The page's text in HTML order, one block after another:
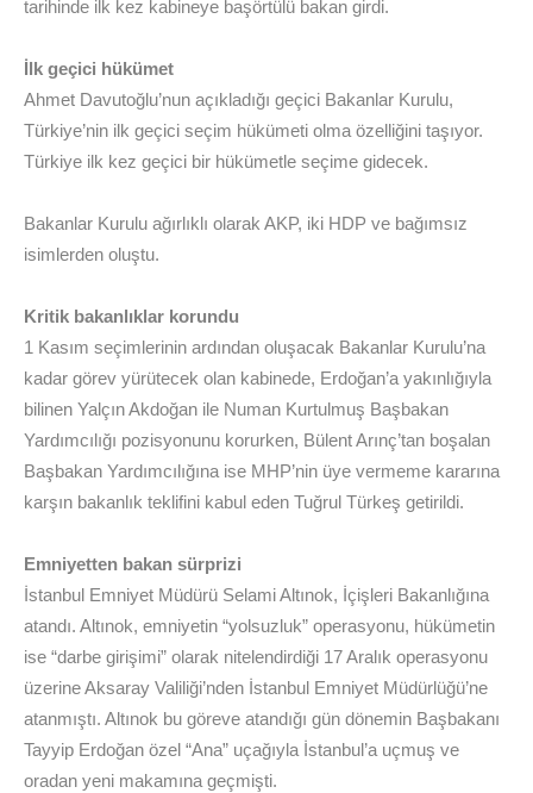
tarihinde ilk kez kabineye başörtülü bakan girdi.
İlk geçici hükümet
Ahmet Davutoğlu’nun açıkladığı geçici Bakanlar Kurulu,
Türkiye’nin ilk geçici seçim hükümeti olma özelliğini taşıyor.
Türkiye ilk kez geçici bir hükümetle seçime gidecek.
Bakanlar Kurulu ağırlıklı olarak AKP, iki HDP ve bağımsız
isimlerden oluştu.
Kritik bakanlıklar korundu
1 Kasım seçimlerinin ardından oluşacak Bakanlar Kurulu’na
kadar görev yürütecek olan kabinede, Erdoğan’a yakınlığıyla
bilinen Yalçın Akdoğan ile Numan Kurtulmuş Başbakan
Yardımcılığı pozisyonunu korurken, Bülent Arınç’tan boşalan
Başbakan Yardımcılığına ise MHP’nin üye vermeme kararına
karşın bakanlık teklifini kabul eden Tuğrul Türkeş getirildi.
Emniyetten bakan sürprizi
İstanbul Emniyet Müdürü Selami Altınok, İçişleri Bakanlığına
atandı. Altınok, emniyetin “yolsuzluk” operasyonu, hükümetin
ise “darbe girişimi” olarak nitelendirdiği 17 Aralık operasyonu
üzerine Aksaray Valiliği’nden İstanbul Emniyet Müdürlüğü’ne
atanmıştı. Altınok bu göreve atandığı gün dönemin Başbakanı
Tayyip Erdoğan özel “Ana” uçağıyla İstanbul’a uçmuş ve
oradan yeni makamına geçmişti.